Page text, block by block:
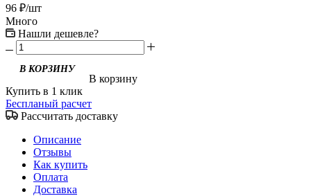
96 ₽/шт
Много
Нашли дешевле?
В корзину
Купить в 1 клик
Беспланый расчет
Рассчитать доставку
Описание
Отзывы
Как купить
Оплата
Доставка